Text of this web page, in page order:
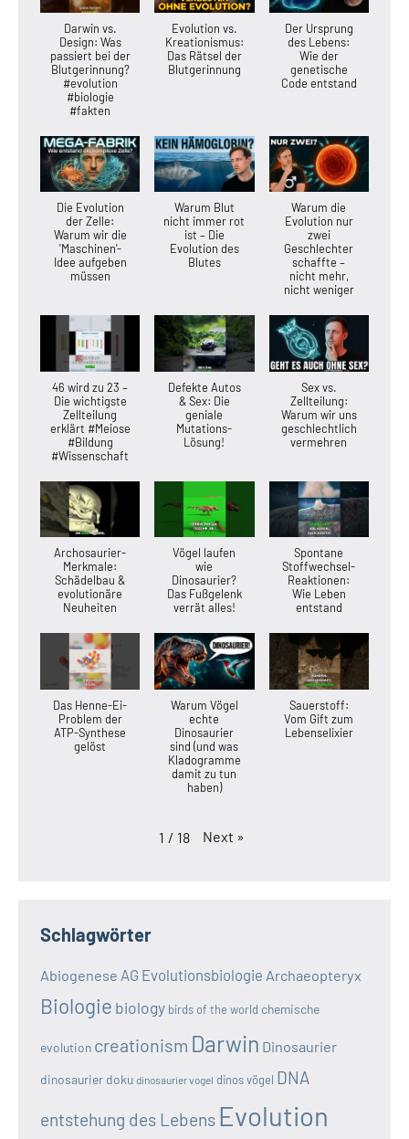
Darwin vs.
Design: Was
passiert bei der
Blutgerinnung?
#evolution
#biologie
#fakten
Evolution vs.
Kreationismus:
Das Rätsel der
Blutgerinnung
Der Ursprung
des Lebens:
Wie der
genetische
Code entstand
Die Evolution
der Zelle:
Warum wir die
'Maschinen'-
Idee aufgeben
müssen
Warum Blut
nicht immer rot
ist – Die
Evolution des
Blutes
Warum die
Evolution nur
zwei
Geschlechter
schaffte –
nicht mehr,
nicht weniger
46 wird zu 23 –
Die wichtigste
Zellteilung
erklärt #Meiose
#Bildung
#Wissenschaft
Defekte Autos
& Sex: Die
geniale
Mutations-
Lösung!
Sex vs.
Zellteilung:
Warum wir uns
geschlechtlich
vermehren
Archosaurier-
Merkmale:
Schädelbau &
evolutionäre
Neuheiten
Vögel laufen
wie
Dinosaurier?
Das Fußgelenk
verrät alles!
Spontane
Stoffwechsel-
Reaktionen:
Wie Leben
entstand
Das Henne-Ei-
Problem der
ATP-Synthese
gelöst
Warum Vögel
echte
Dinosaurier
sind (und was
Kladogramme
damit zu tun
haben)
Sauerstoff:
Vom Gift zum
Lebenselixier
1 / 18 Next »
Schlagwörter
Abiogenese AG Evolutionsbiologie Archaeopteryx
Biologie biology birds of the world chemische
evolution creationism Darwin Dinosaurier
dinosaurier doku dinosaurier vogel dinos vögel DNA
entstehung des Lebens Evolution